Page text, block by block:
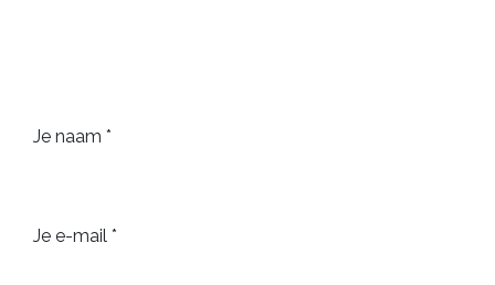
Je naam *
Je e-mail *